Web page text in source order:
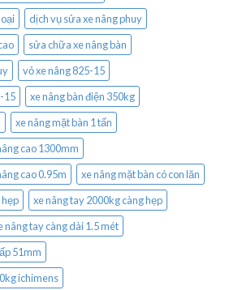
dịch vụ sửa xe nâng phuy
sửa chữa xe nâng bàn
vỏ xe nâng 825-15
15
xe nâng bàn điện 350kg
xe nâng mặt bàn 1 tấn
cao 1300mm
cao 0.95m
xe nâng mặt bàn có con lăn
hẹp
xe nâng tay 2000kg càng hẹp
nâng tay càng dài 1.5 mét
51mm
ichimens